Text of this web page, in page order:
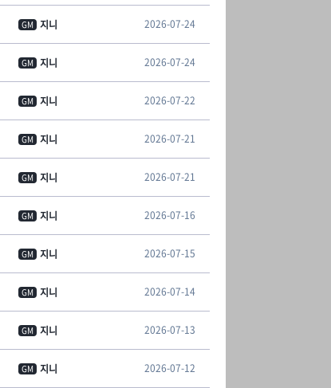
GM 지니 2026-07-24
GM 지니 2026-07-24
GM 지니 2026-07-22
GM 지니 2026-07-21
GM 지니 2026-07-21
GM 지니 2026-07-16
GM 지니 2026-07-15
GM 지니 2026-07-14
GM 지니 2026-07-13
GM 지니 2026-07-12